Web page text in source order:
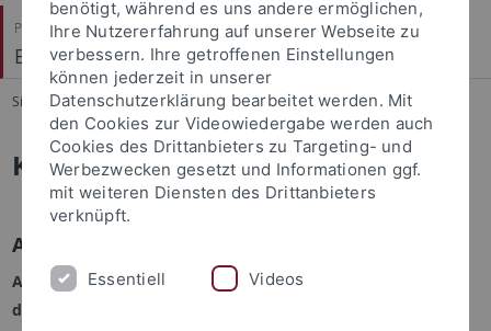
Philosophische Fakultät
Ethnologie
Sie sind hier: Startseite ... Kontakt
Kontakt
Anschrift
Asien-Orient-Institut | Abteilung Ethnologie
der Eberhard Karls Universität Tübingen
benötigt, während es uns andere ermöglichen,
Ihre Nutzererfahrung auf unserer Webseite zu
verbessern. Ihre getroffenen Einstellungen
können jederzeit in unserer
Datenschutzerklärung bearbeitet werden. Mit
den Cookies zur Videowiedergabe werden auch
Cookies des Drittanbieters zu Targeting- und
Werbezwecken gesetzt und Informationen ggf.
mit weiteren Diensten des Drittanbieters
verknüpft.
Essentiell Videos